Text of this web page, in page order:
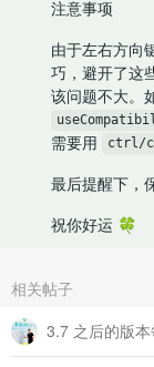
注意事项
由于左右方向
巧，避开了这
该问题不大。
需要用
ctrl/
最后提醒下，
祝你好运 🍀
相关帖子
3.7 之后的版